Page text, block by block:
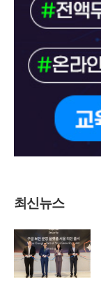
최신뉴스